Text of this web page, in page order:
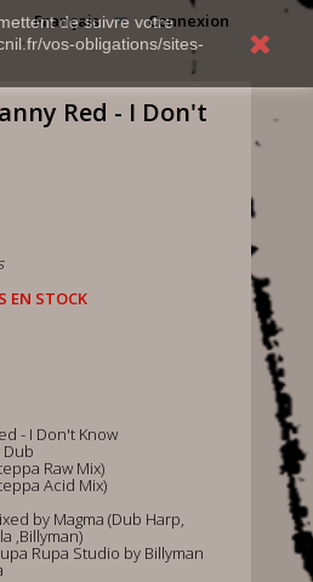
de suivre votre
vos-obligations/sites-
Connexion
Français
Red - I Don't
EN STOCK
- I Don't Know
Dub
Raw Mix)
Acid Mix)
by Magma (Dub Harp,
,Billyman)
Rupa Studio by Billyman